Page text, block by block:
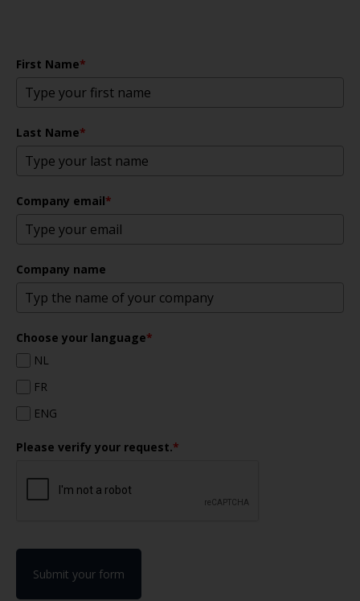
First Name*
Last Name*
Company email*
Company name
Choose your language*
NL
FR
ENG
Please verify your request.*
Submit your form